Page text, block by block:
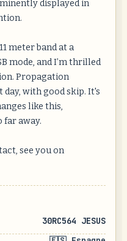
displayed in
meter band at a
mode, and I’m thrilled
Propagation
with good skip. It's
like this,
away.
see you on
30RC564 JESUS